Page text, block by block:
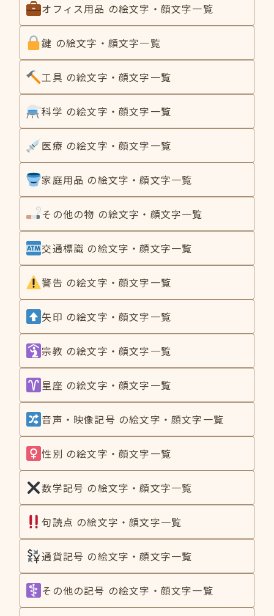
オフィス用品 の絵文字・顔文字一覧
鍵 の絵文字・顔文字一覧
工具 の絵文字・顔文字一覧
科学 の絵文字・顔文字一覧
医療 の絵文字・顔文字一覧
家庭用品 の絵文字・顔文字一覧
その他の物 の絵文字・顔文字一覧
交通標識 の絵文字・顔文字一覧
警告 の絵文字・顔文字一覧
矢印 の絵文字・顔文字一覧
宗教 の絵文字・顔文字一覧
星座 の絵文字・顔文字一覧
音声・映像記号 の絵文字・顔文字一覧
性別 の絵文字・顔文字一覧
数学記号 の絵文字・顔文字一覧
句読点 の絵文字・顔文字一覧
通貨記号 の絵文字・顔文字一覧
その他の記号 の絵文字・顔文字一覧